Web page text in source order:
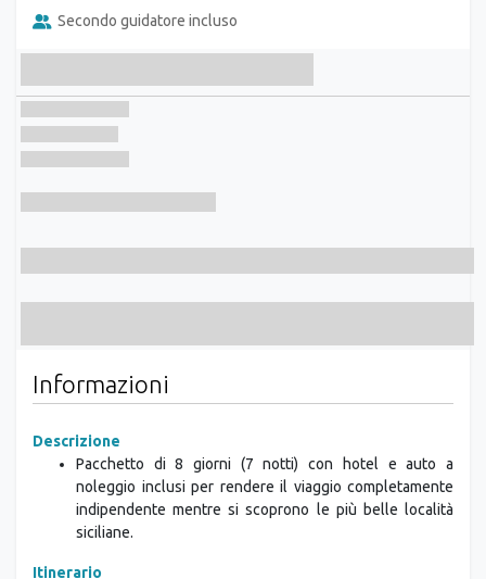
Secondo guidatore incluso
Informazioni
Descrizione
Pacchetto di 8 giorni (7 notti) con hotel e auto a
noleggio inclusi per rendere il viaggio completamente
indipendente mentre si scoprono le più belle località
siciliane.
Itinerario